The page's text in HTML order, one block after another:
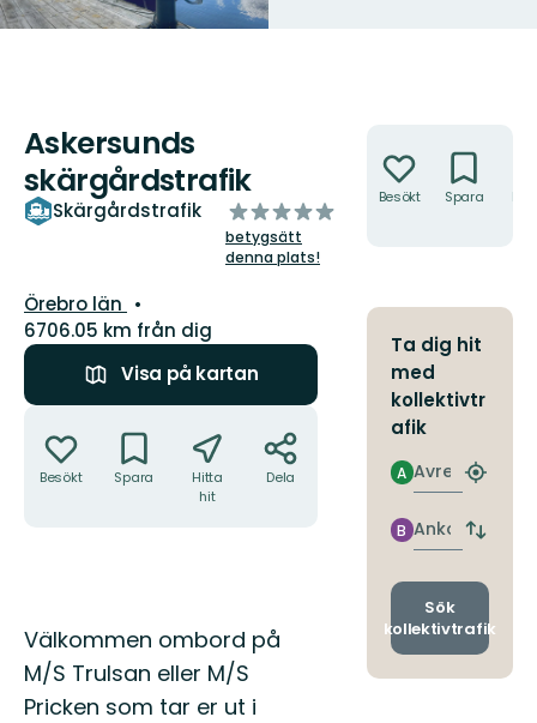
Askersunds
skärgårdstrafik
Skärgårdstrafik
av
5
stjärnor
betygsätt
denna plats!
Län:
Örebro län
6706.05 km från dig
Visa på kartan
Besökt Spara
Hitta
hit
Dela
Beskrivning
Välkommen ombord på
M/S Trulsan eller M/S
Pricken som tar er ut i
Besökt Spara
Ta dig hit
med
kollektivtr
afik
Avresa
A
Hitta
Ankomst
B
Byt
och
Sök
kollektivtrafik